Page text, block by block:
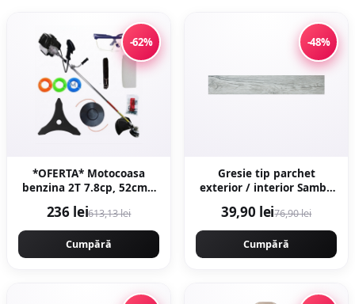
-62%
*OFERTA* Motocoasa
benzina 2T 7.8cp, 52cmc,
incluse, Campion
CMP1553
236 lei613,13 lei
Cumpără
-48%
Gresie tip parchet
exterior / interior Samba
portelanata
antiderapanta
39,90 lei76,90 lei
Cumpără